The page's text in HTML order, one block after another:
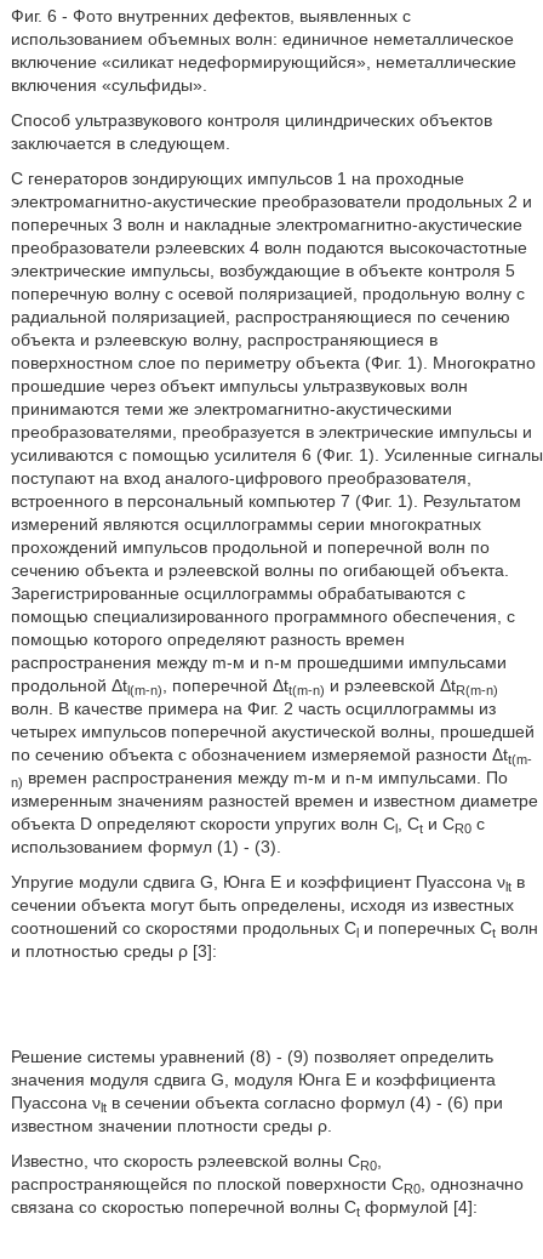
Фиг. 6 - Фото внутренних дефектов, выявленных с
использованием объемных волн: единичное неметаллическое
включение «силикат недеформирующийся», неметаллические
включения «сульфиды».
Способ ультразвукового контроля цилиндрических объектов
заключается в следующем.
С генераторов зондирующих импульсов 1 на проходные
электромагнитно-акустические преобразователи продольных 2 и
поперечных 3 волн и накладные электромагнитно-акустические
преобразователи рэлеевских 4 волн подаются высокочастотные
электрические импульсы, возбуждающие в объекте контроля 5
поперечную волну с осевой поляризацией, продольную волну с
радиальной поляризацией, распространяющиеся по сечению
объекта и рэлеевскую волну, распространяющиеся в
поверхностном слое по периметру объекта (Фиг. 1). Многократно
прошедшие через объект импульсы ультразвуковых волн
принимаются теми же электромагнитно-акустическими
преобразователями, преобразуется в электрические импульсы и
усиливаются с помощью усилителя 6 (Фиг. 1). Усиленные сигналы
поступают на вход аналого-цифрового преобразователя,
встроенного в персональный компьютер 7 (Фиг. 1). Результатом
измерений являются осциллограммы серии многократных
прохождений импульсов продольной и поперечной волн по
сечению объекта и рэлеевской волны по огибающей объекта.
Зарегистрированные осциллограммы обрабатываются с
помощью специализированного программного обеспечения, с
помощью которого определяют разность времен
распространения между m-м и n-м прошедшими импульсами
продольной Δtl(m-n) , поперечной Δtt(m-n) и рэлеевской ΔtR(m-n)
волн. В качестве примера на Фиг. 2 часть осциллограммы из
четырех импульсов поперечной акустической волны, прошедшей
по сечению объекта с обозначением измеряемой разности Δtt(m-
n) времен распространения между m-м и n-м импульсами. По
измеренным значениям разностей времен и известном диаметре
объекта D определяют скорости упругих волн Cl, Ctи CR0с
использованием формул (1) - (3).
Упругие модули сдвига G, Юнга Е и коэффициент Пуассона νltв
сечении объекта могут быть определены, исходя из известных
соотношений со скоростями продольных Clи поперечных Ctволн
и плотностью среды ρ [3]:
Решение системы уравнений (8) - (9) позволяет определить
значения модуля сдвига G, модуля Юнга Е и коэффициента
Пуассона νltв сечении объекта согласно формул (4) - (6) при
известном значении плотности среды ρ.
Известно, что скорость рэлеевской волны CR0,
распространяющейся по плоской поверхности CR0, однозначно
связана со скоростью поперечной волны Ctформулой [4]: